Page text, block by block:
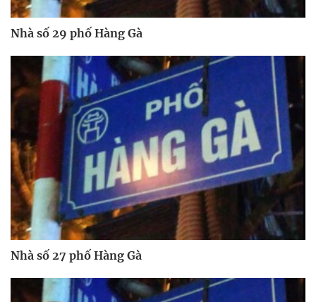
Nhà số 29 phố Hàng Gà
Nhà số 27 phố Hàng Gà